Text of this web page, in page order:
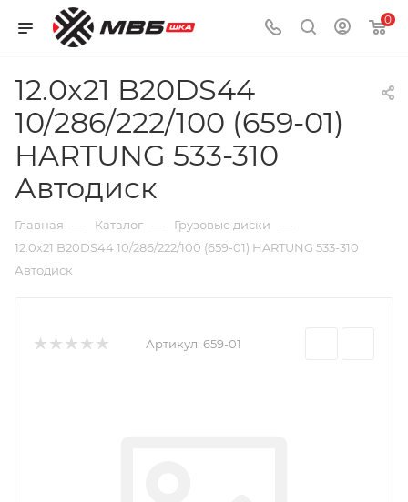
0
12.0х21 B20DS44
10/286/222/100 (659-01)
HARTUNG 533-310
Автодиск
Главная — Каталог — Грузовые диски —
12.0х21 B20DS44 10/286/222/100 (659-01) HARTUNG 533-310
Автодиск
Артикул: 659-01